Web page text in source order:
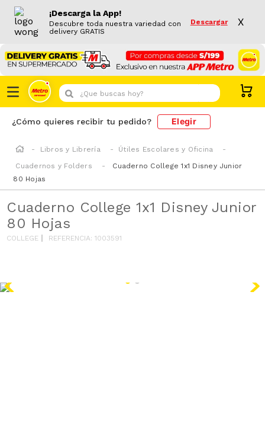
¡Descarga la App!
Descubre toda nuestra variedad con
delivery GRATIS
Descargar X
¿Que buscas hoy?
¿Cómo quieres recibir tu pedido? Elegir
Libros y Librería
Útiles Escolares y Oficina
Cuadernos y Folders
Cuaderno College 1x1 Disney Junior
80 Hojas
Cuaderno College 1x1 Disney Junior
80 Hojas
COLLEGE REFERENCIA:1003591